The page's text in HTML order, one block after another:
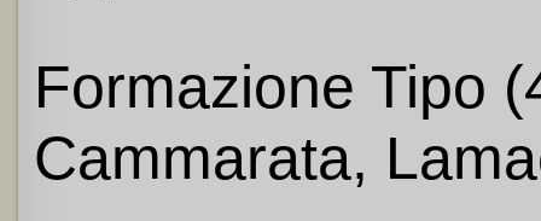
Formazione Tipo
Cammarata,